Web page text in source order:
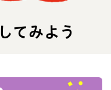
てみよう